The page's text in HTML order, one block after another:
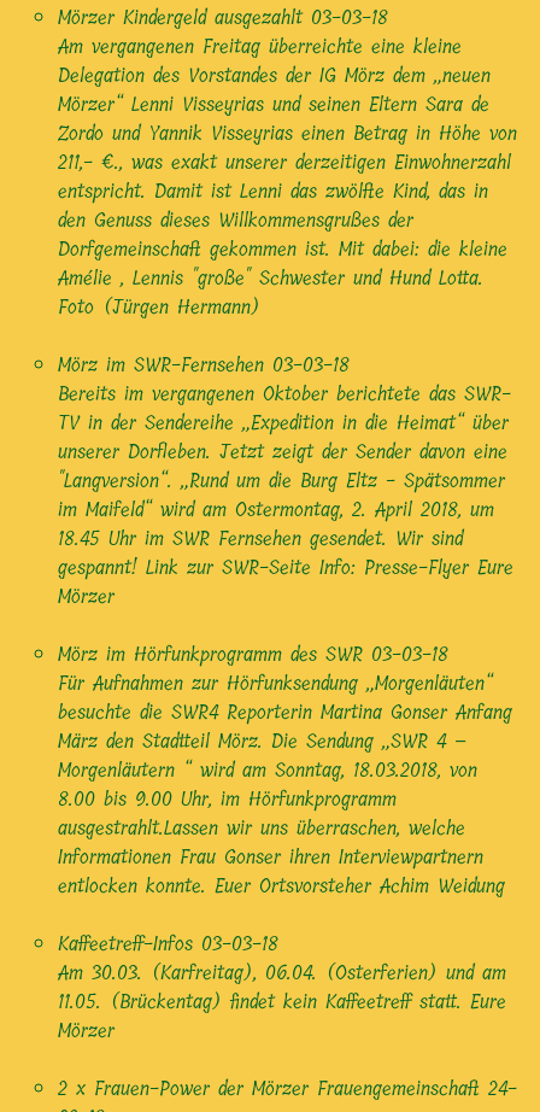
Mörzer Kindergeld ausgezahlt 03-03-18
Am vergangenen Freitag überreichte eine kleine
Delegation des Vorstandes der IG Mörz dem „neuen
Mörzer“ Lenni Visseyrias und seinen Eltern Sara de
Zordo und Yannik Visseyrias einen Betrag in Höhe von
211,- €., was exakt unserer derzeitigen Einwohnerzahl
entspricht. Damit ist Lenni das zwölfte Kind, das in
den Genuss dieses Willkommensgrußes der
Dorfgemeinschaft gekommen ist. Mit dabei: die kleine
Amélie , Lennis "große" Schwester und Hund Lotta.
Foto (Jürgen Hermann)
Mörz im SWR-Fernsehen 03-03-18
Bereits im vergangenen Oktober berichtete das SWR-
TV in der Sendereihe „Expedition in die Heimat“ über
unserer Dorfleben. Jetzt zeigt der Sender davon eine
"Langversion“. „Rund um die Burg Eltz - Spätsommer
im Maifeld“ wird am Ostermontag, 2. April 2018, um
18.45 Uhr im SWR Fernsehen gesendet. Wir sind
gespannt! Link zur SWR-Seite Info: Presse-Flyer Eure
Mörzer
Mörz im Hörfunkprogramm des SWR 03-03-18
Für Aufnahmen zur Hörfunksendung „Morgenläuten“
besuchte die SWR4 Reporterin Martina Gonser Anfang
März den Stadtteil Mörz. Die Sendung „SWR 4 –
Morgenläutern “ wird am Sonntag, 18.03.2018, von
8.00 bis 9.00 Uhr, im Hörfunkprogramm
ausgestrahlt.Lassen wir uns überraschen, welche
Informationen Frau Gonser ihren Interviewpartnern
entlocken konnte. Euer Ortsvorsteher Achim Weidung
Kaffeetreff-Infos 03-03-18
Am 30.03. (Karfreitag), 06.04. (Osterferien) und am
11.05. (Brückentag) findet kein Kaffeetreff statt. Eure
Mörzer
2 x Frauen-Power der Mörzer Frauengemeinschaft 24-